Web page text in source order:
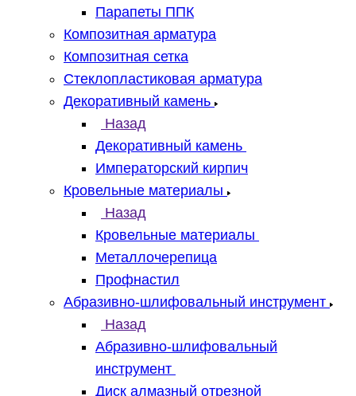
Парапеты ППК
Композитная арматура
Композитная сетка
Стеклопластиковая арматура
Декоративный камень
Назад
Декоративный камень
Императорский кирпич
Кровельные материалы
Назад
Кровельные материалы
Металлочерепица
Профнастил
Абразивно-шлифовальный инструмент
Назад
Абразивно-шлифовальный
инструмент
Диск алмазный отрезной